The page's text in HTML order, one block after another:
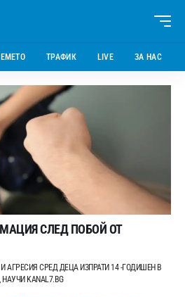
ТРАФИК LIVE ЗА НАС
СЛЕД ПОБОЙ ОТ
АГРЕСИЯ СРЕД ДЕЦА ИЗПРАТИ 14 -ГОДИШЕН В
KANAL7.BG